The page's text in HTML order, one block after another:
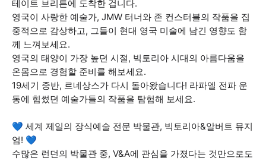
테이트 브리튼에 도착한 겁니다.
영국이 사랑한 예술가, JMW 터너와 존 컨스터블의 작품을 집
중적으로 감상하고, 그들이 현대 영국 미술에 남긴 영향도 함
께 느껴보세요.
영국의 태양이 가장 높던 시절, 빅토리아 시대의 아름다움을
온몸으로 경험할 준비를 해보세요.
19세기 중반, 르네상스가 다시 돌아왔습니다! 라파엘 전파 운
동에 힘썼던 예술가들의 작품을 탐험해 보세요.
💙 세계 제일의 장식예술 전문 박물관, 빅토리아&알버트 뮤지
엄! 💙
수많은 런던의 박물관 중, V&A에 관심을 가졌다는 것만으로도